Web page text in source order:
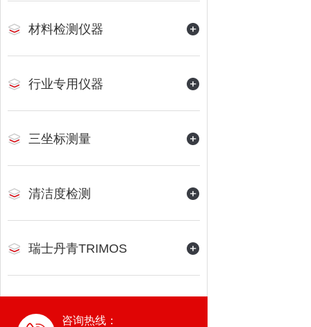
材料检测仪器
行业专用仪器
三坐标测量
清洁度检测
瑞士丹青TRIMOS
咨询热线：